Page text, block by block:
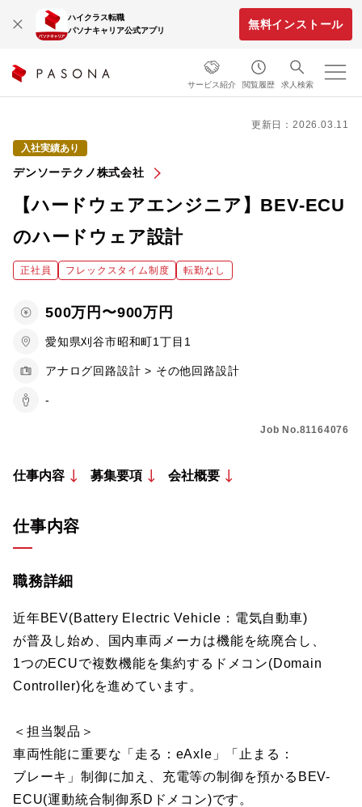
ハイクラス転職
パソナキャリア公式アプリ
無料インストール
サービス紹介 閲覧履歴 求人検索
更新日：2026.03.11
入社実績あり
デンソーテクノ株式会社
【ハードウェアエンジニア】BEV-ECU
のハードウェア設計
正社員 フレックスタイム制度 転勤なし
500万円〜900万円
愛知県刈谷市昭和町1丁目1
アナログ回路設計 > その他回路設計
-
Job No.81164076
仕事内容 募集要項 会社概要
仕事内容
職務詳細
近年BEV(Battery Electric Vehicle：電気自動車)
が普及し始め、国内車両メーカは機能を統廃合し、
1つのECUで複数機能を集約するドメコン(Domain
Controller)化を進めています。
＜担当製品＞
車両性能に重要な「走る：eAxle」「止まる：
ブレーキ」制御に加え、充電等の制御を預かるBEV-
ECU(運動統合制御系Dドメコン)です。